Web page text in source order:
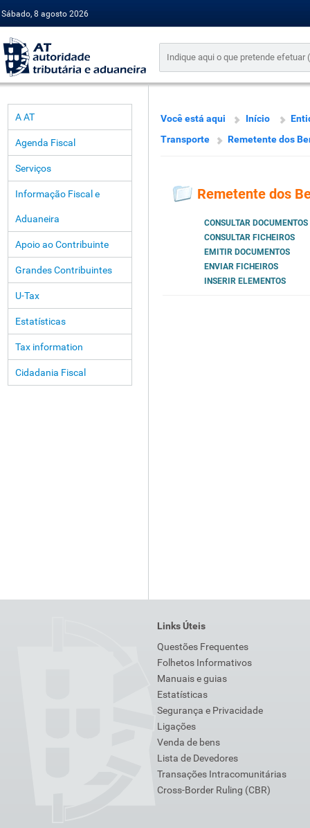
Sábado, 8 agosto 2026
A AT
Agenda Fiscal
Serviços
Informação Fiscal e
Aduaneira
Apoio ao Contribuinte
Grandes Contribuintes
U-Tax
Estatísticas
Tax information
Cidadania Fiscal
Você está aqui Início
Transporte
Remetente dos
Remetente dos
CONSULTAR DOCUMENTOS
CONSULTAR FICHEIROS
EMITIR DOCUMENTOS
ENVIAR FICHEIROS
INSERIR ELEMENTOS
Links Úteis
Questões Frequentes
Folhetos Informativos
Manuais e guias
Estatísticas
Segurança e Privacidade
Ligações
Venda de bens
Lista de Devedores
Transações Intracomunitárias
Cross-Border Ruling (CBR)